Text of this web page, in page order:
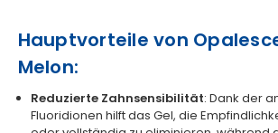
Hauptvorteile von
Melon:
Reduzierte Zahnsensibilität: Dank der
Fluoridionen hilft das Gel, die